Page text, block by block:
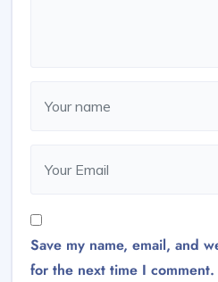
Save my name, email, and
for the next time I comment.